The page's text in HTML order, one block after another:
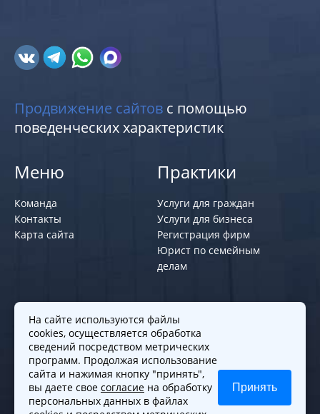
Продвижение сайтов с помощью
поведенческих характеристик
Меню
Команда
Контакты
Карта сайта
Практики
Услуги для граждан
Услуги для бизнеса
Регистрация фирм
Юрист по семейным
делам
Политики и правила
Политика обработки персональных
данных
Согласие на обработку cookies
Согласие на обработку персональных
данных
На сайте используются файлы
cookies, осуществляется обработка
сведений посредством метрических
программ. Продолжая использование
сайта и нажимая кнопку "принять",
вы даете свое согласие на обработку
персональных данных в файлах
Принять